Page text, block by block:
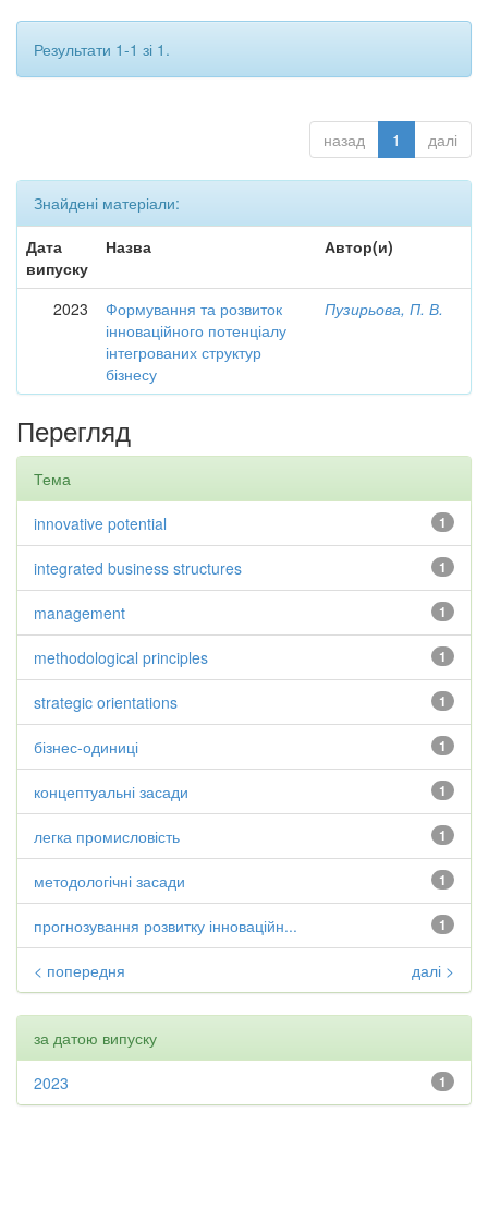
Результати 1-1 зі 1.
назад 1 далі
Знайдені матеріали:
Дата
випуску
Назва Автор(и)
2023
Формування та розвиток
інноваційного потенціалу
інтегрованих структур
бізнесу
Пузирьова, П. В.
Перегляд
Тема
1
innovative potential
1
integrated business structures
1
management
1
methodological principles
1
strategic orientations
1
бізнес-одиниці
1
концептуальні засади
1
легка промисловість
1
методологічні засади
1
прогнозування розвитку інноваційн...
< попередня далі >
за датою випуску
1
2023